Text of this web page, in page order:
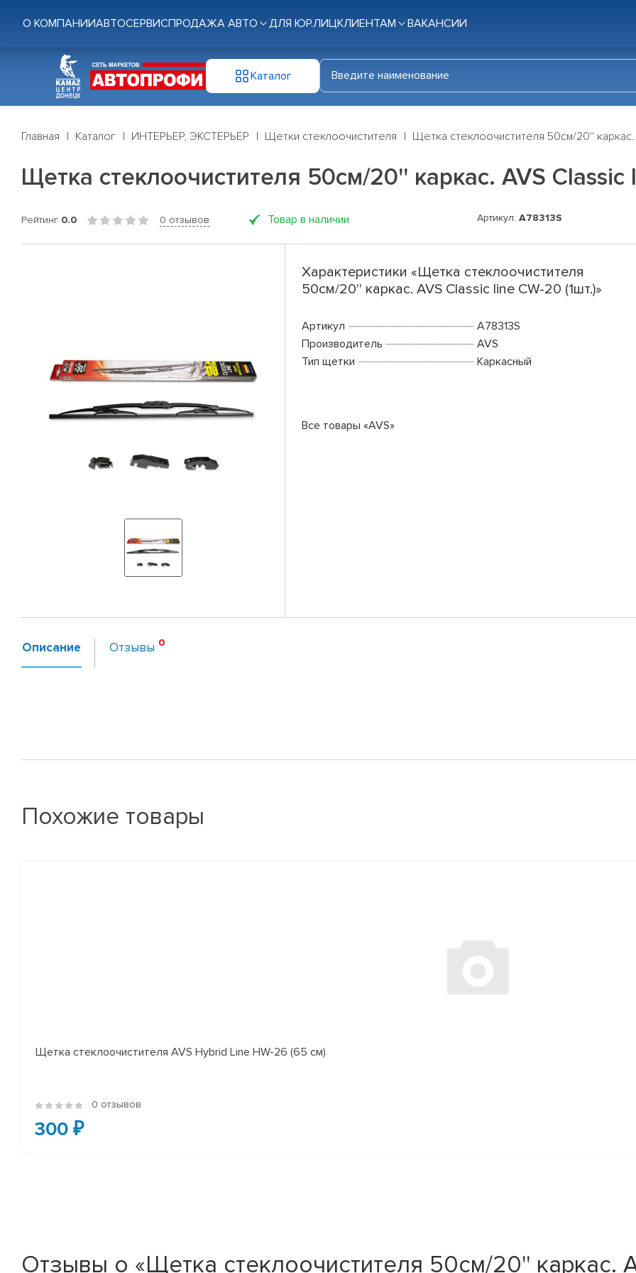
О КОМПАНИИАВТОСЕРВИСПРОДАЖА АВТО ДЛЯ ЮР.ЛИЦКЛИЕНТАМ ВАКАНСИИ
Каталог
Главная Каталог ИНТЕРЬЕР, ЭКСТЕРЬЕР Щетки стеклоочистителя Щетка стеклоочистителя 50см/20'' каркас.
Щетка стеклоочистителя 50см/20'' каркас. AVS Classic
Рейтинг 0.0 0 отзывов Товар в наличии Артикул: A78313S
Характеристики «Щетка стеклоочистителя
50см/20'' каркас. AVS Classic line CW-20 (1шт.)»
Артикул
A78313S
Производитель
AVS
Тип щетки
Каркасный
Все товары «AVS»
Описание Отзывы
Похожие товары
Щетка стеклоочистителя AVS Hybrid Line HW-26 (65 см)
0 отзывов
300 ₽
Отзывы о «Щетка стеклоочистителя 50см/20'' каркас.